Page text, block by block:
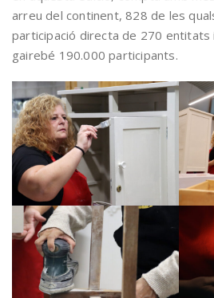
arreu del continent, 828 de les
participació directa de 270 entitats
gairebé 190.000 participants.